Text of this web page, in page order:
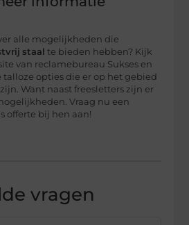
alle mogelijkheden die
staal te bieden hebben? Kijk
van reclamebureau Sukses en
talloze opties die er op het gebied
Want naast freesletters zijn er
Vraag nu een
offerte bij hen aan!
vragen